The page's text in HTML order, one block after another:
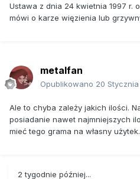
Ustawa z dnia 24 kwietnia 1997 r.
mówi o karze więzienia lub
metalfan
Opublikowano 20 Stycznia
Ale to chyba zależy jakich ilości.
posiadanie nawet najmniejszych
mieć tego grama na własny użytek.
2 tygodnie później...